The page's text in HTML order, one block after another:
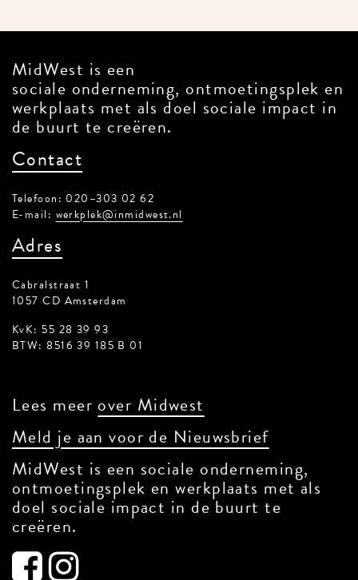
MidWest is een
sociale onderneming, ontmoetingsplek
en werkplaats met als doel sociale
impact in de buurt te creëren.
Contact
Telefoon: 020–303 02 62
Adres
Cabralstraat 1
KvK: 55 28 39 93
Lees meer over Midwest
Meld je aan voor de Nieuwsbrief
MidWest is een sociale onderneming,
ontmoetingsplek en werkplaats met als
doel sociale impact in de buurt te
creëren.